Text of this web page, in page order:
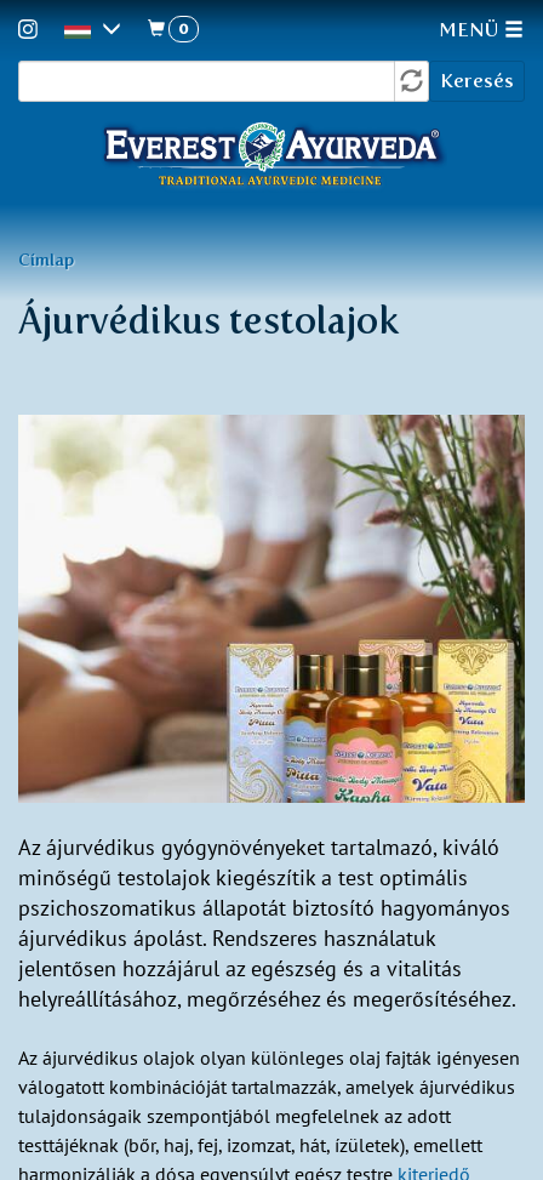
űrlap
Keresés
0 MENÜ
Jelenlegi
hely
Címlap
Ájurvédikus testolajok
Az ájurvédikus gyógynövényeket tartalmazó, kiváló
minőségű testolajok kiegészítik a test optimális
pszichoszomatikus állapotát biztosító hagyományos
ájurvédikus ápolást. Rendszeres használatuk
jelentősen hozzájárul az egészség és a vitalitás
helyreállításához, megőrzéséhez és megerősítéséhez.
Az ájurvédikus olajok olyan különleges olaj fajták igényesen
válogatott kombinációját tartalmazzák, amelyek ájurvédikus
tulajdonságaik szempontjából megfelelnek az adott
testtájéknak (bőr, haj, fej, izomzat, hát, ízületek), emellett
harmonizálják a dósa egyensúlyt egész testre kiterjedő